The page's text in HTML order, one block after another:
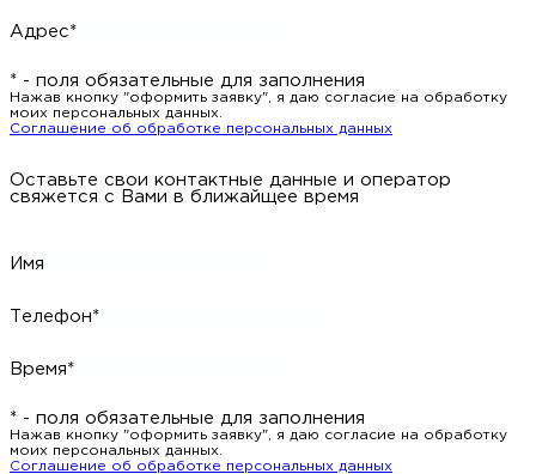
Адрес*
* - поля обязательные для заполнения
Нажав кнопку "оформить заявку", я даю согласие на обработку
моих персональных данных.
Соглашение об обработке персональных данных
Оставьте свои контактные данные и оператор
свяжется с Вами в ближайщее время
Имя
Телефон*
Время*
* - поля обязательные для заполнения
Нажав кнопку "оформить заявку", я даю согласие на обработку
моих персональных данных.
Соглашение об обработке персональных данных